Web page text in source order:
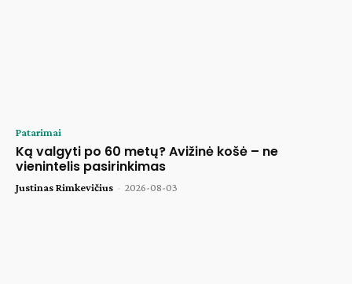
Patarimai
Ką valgyti po 60 metų? Avižinė košė – ne
vienintelis pasirinkimas
Justinas Rimkevičius - 2026-08-03